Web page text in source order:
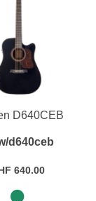
D640CEB
d640ceb
640.00